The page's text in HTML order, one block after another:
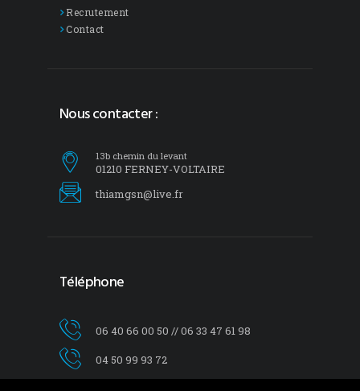
Recrutement
Contact
Nous contacter :
13b chemin du levant
01210 FERNEY-VOLTAIRE
thiamgsn@live.fr
Téléphone
06 40 66 00 50 // 06 33 47 61 98
04 50 99 93 72